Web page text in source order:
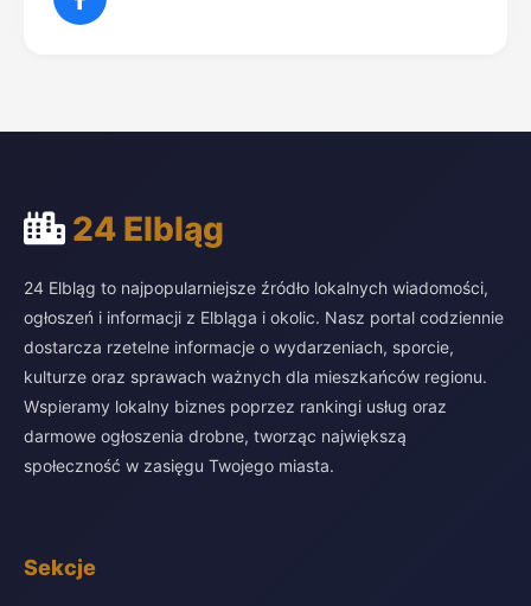
24 Elbląg
24 Elbląg to najpopularniejsze źródło lokalnych wiadomości,
ogłoszeń i informacji z Elbląga i okolic. Nasz portal codziennie
dostarcza rzetelne informacje o wydarzeniach, sporcie,
kulturze oraz sprawach ważnych dla mieszkańców regionu.
Wspieramy lokalny biznes poprzez rankingi usług oraz
darmowe ogłoszenia drobne, tworząc największą
społeczność w zasięgu Twojego miasta.
Sekcje